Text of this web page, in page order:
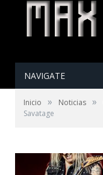
NAVIGATE
Inicio » Noticias »
Savatage